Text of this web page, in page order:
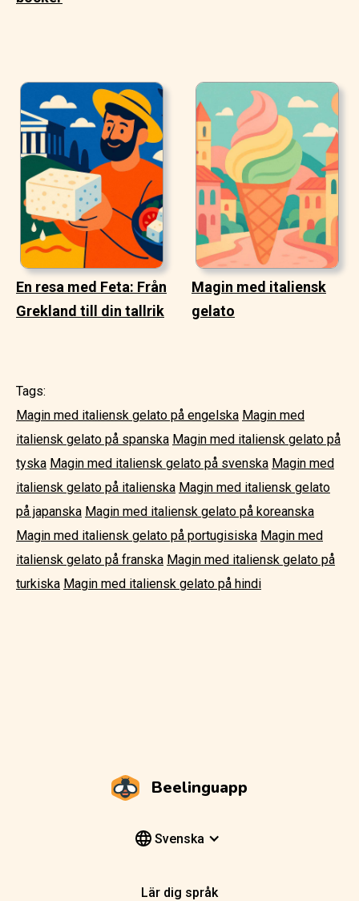
En resa med Feta: Från
Grekland till din tallrik
Magin med italiensk
gelato
Tags:
Magin med italiensk gelato på engelska Magin med
italiensk gelato på spanska Magin med italiensk gelato på
tyska Magin med italiensk gelato på svenska Magin med
italiensk gelato på italienska Magin med italiensk gelato
på japanska Magin med italiensk gelato på koreanska
Magin med italiensk gelato på portugisiska Magin med
italiensk gelato på franska Magin med italiensk gelato på
turkiska Magin med italiensk gelato på hindi
Beelinguapp
Svenska
Lär dig språk